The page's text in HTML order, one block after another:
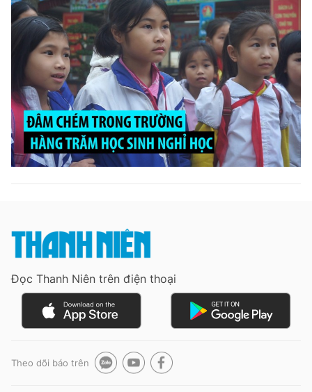
Đọc Thanh Niên trên điện thoại
Theo dõi báo trên